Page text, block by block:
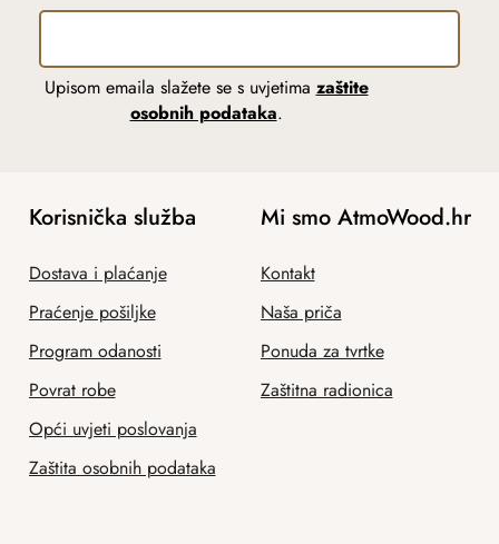
Upisom emaila slažete se s uvjetima zaštite
osobnih podataka.
Korisnička služba
Dostava i plaćanje
Praćenje pošiljke
Program odanosti
Povrat robe
Opći uvjeti poslovanja
Zaštita osobnih podataka
Mi smo AtmoWood.hr
Kontakt
Naša priča
Ponuda za tvrtke
Zaštitna radionica